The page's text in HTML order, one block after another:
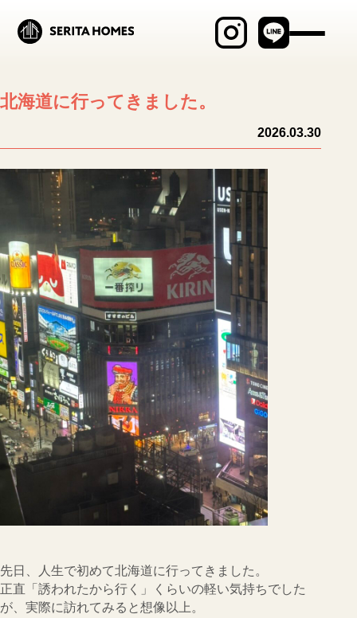
見学会・イベント
セリタホームズが
大切にしていること
土地建物の売却相談
ブログ
施工事例
MABAYUI
CONTACT
会社概要
インフォメーション
Q&A
プライバシーポリシー
サイトマップ
北海道に行ってきました。
2026.03.30
先日、人生で初めて北海道に行ってきました。
正直「誘われたから行く」くらいの軽い気持ちでした
が、実際に訪れてみると想像以上。